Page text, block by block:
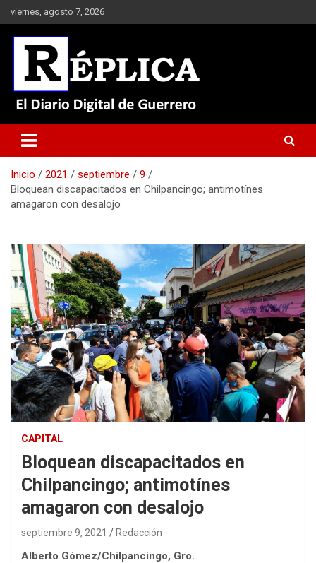
Saltar
al
contenido
viernes, agosto 7, 2026
Réplica
Inicio 2021 septiembre
9
Bloquean discapacitados en Chilpancingo; antimotínes
amagaron con desalojo
CAPITAL
Bloquean discapacitados en
Chilpancingo; antimotínes
amagaron con desalojo
septiembre 9, 2021 Redacción
Alberto Gómez/Chilpancingo, Gro.